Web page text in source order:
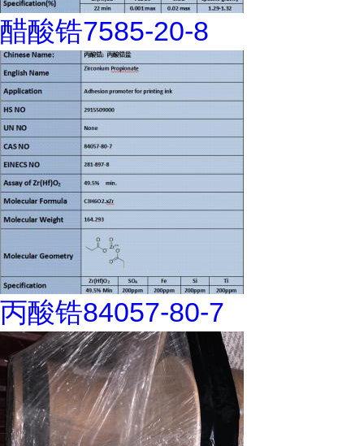
醋酸锆7585-20-8
丙酸锆84057-80-7